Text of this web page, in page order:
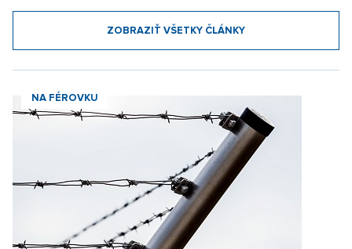
ZOBRAZIŤ VŠETKY ČLÁNKY
NA FÉROVKU